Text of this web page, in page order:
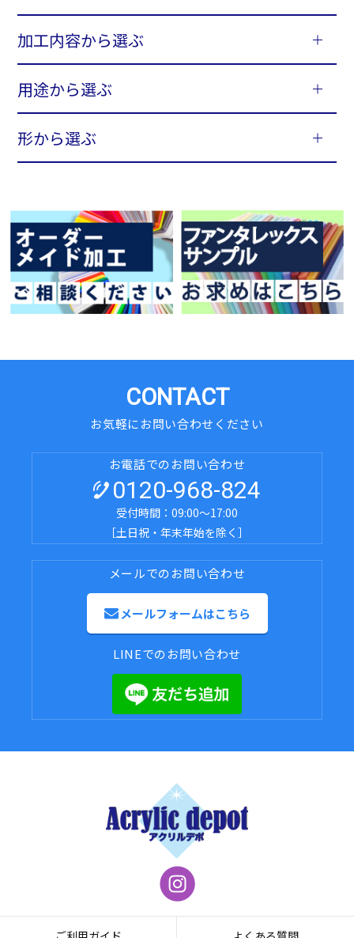
加工内容から選ぶ
用途から選ぶ
形から選ぶ
CONTACT
お気軽にお問い合わせください
お電話でのお問い合わせ
0120-968-824
受付時間：09:00～17:00
［土日祝・年末年始を除く］
メールでのお問い合わせ
メールフォームはこちら
LINEでのお問い合わせ